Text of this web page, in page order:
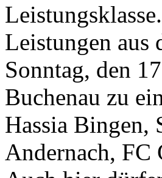
Leistungen aus
Sonntag, den
Buchenau zu
Hassia Bingen,
Andernach, FC